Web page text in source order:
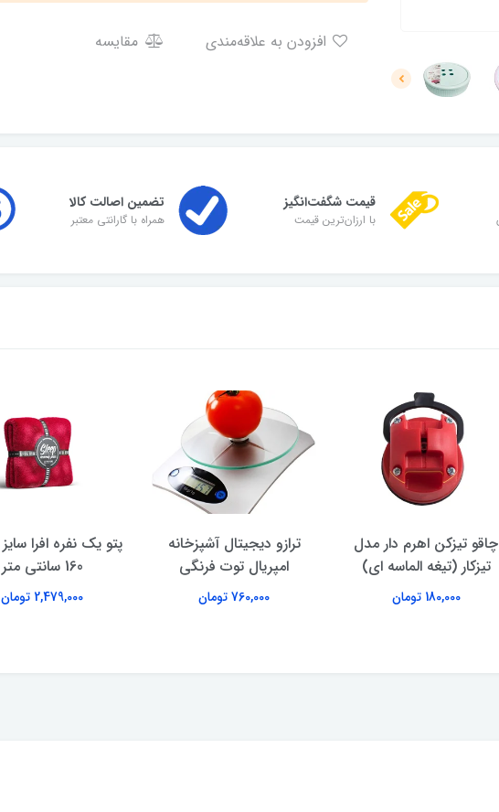
مقایسه
قیمت شگفت‌انگیز
با ارزان‌ترین قیمت
تضمین اصالت کالا
همراه با گارانتی معتبر
چاقو تیزکن اهرم‌ دار مدل
تیزکار (تیغه الماسه ای)
180,000 تومان
ترازو دیجیتال آشپزخانه
امپریال توت فرنگی
760,000 تومان
160 سانتی متر
2,479,000 تومان